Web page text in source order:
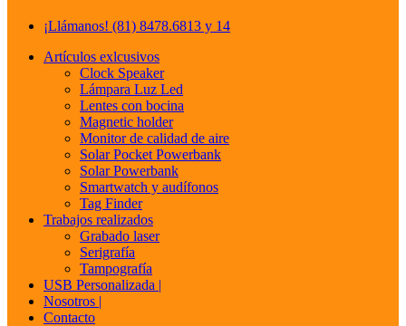
¡Llámanos! (81) 8478.6813 y 14
Artículos exlcusivos
Clock Speaker
Lámpara Luz Led
Lentes con bocina
Magnetic holder
Monitor de calidad de aire
Solar Pocket Powerbank
Solar Powerbank
Smartwatch y audífonos
Tag Finder
Trabajos realizados
Grabado laser
Serigrafía
Tampografía
USB Personalizada |
Nosotros |
Contacto